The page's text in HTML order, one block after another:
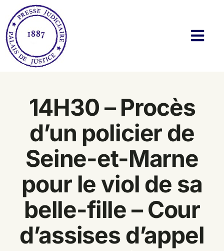
Passer
au
contenu
Actualités
Membres
Bibliothèque
Twitter & Blog
Contact
14H30 – Procès
d’un policier de
Seine-et-Marne
pour le viol de sa
belle-fille – Cour
d’assises d’appel